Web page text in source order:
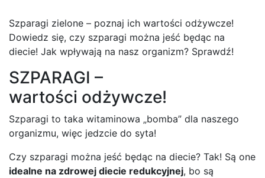
Szparagi zielone – poznaj ich wartości odżywcze!
Dowiedz się, czy szparagi można jeść będąc na
diecie! Jak wpływają na nasz organizm? Sprawdź!
SZPARAGI –
wartości odżywcze!
Szparagi to taka witaminowa „bomba” dla naszego
organizmu, więc jedzcie do syta!
Czy szparagi można jeść będąc na diecie? Tak! Są one
idealne na zdrowej diecie redukcyjnej, bo są